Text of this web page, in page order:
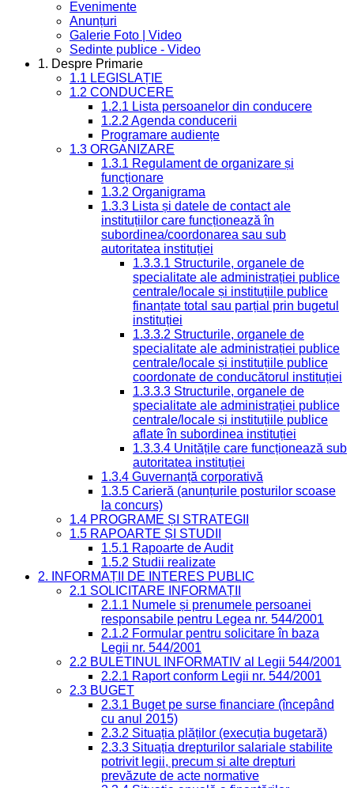
Evenimente
Anunțuri
Galerie Foto | Video
Sedinte publice - Video
1. Despre Primarie
1.1 LEGISLAȚIE
1.2 CONDUCERE
1.2.1 Lista persoanelor din conducere
1.2.2 Agenda conducerii
Programare audiențe
1.3 ORGANIZARE
1.3.1 Regulament de organizare și
funcționare
1.3.2 Organigrama
1.3.3 Lista și datele de contact ale
instituțiilor care funcționează în
subordinea/coordonarea sau sub
autoritatea instituției
1.3.3.1 Structurile, organele de
specialitate ale administrației publice
centrale/locale și instituțiile publice
finanțate total sau parțial prin bugetul
instituției
1.3.3.2 Structurile, organele de
specialitate ale administrației publice
centrale/locale și instituțiile publice
coordonate de conducătorul instituției
1.3.3.3 Structurile, organele de
specialitate ale administrației publice
centrale/locale și instituțiile publice
aflate în subordinea instituției
1.3.3.4 Unitățile care funcționează sub
autoritatea instituției
1.3.4 Guvernanță corporativă
1.3.5 Carieră (anunțurile posturilor scoase
la concurs)
1.4 PROGRAME ȘI STRATEGII
1.5 RAPOARTE ȘI STUDII
1.5.1 Rapoarte de Audit
1.5.2 Studii realizate
2. INFORMAȚII DE INTERES PUBLIC
2.1 SOLICITARE INFORMAȚII
2.1.1 Numele și prenumele persoanei
responsabile pentru Legea nr. 544/2001
2.1.2 Formular pentru solicitare în baza
Legii nr. 544/2001
2.2 BULETINUL INFORMATIV al Legii 544/2001
2.2.1 Raport conform Legii nr. 544/2001
2.3 BUGET
2.3.1 Buget pe surse financiare (începând
cu anul 2015)
2.3.2 Situația plăților (execuția bugetară)
2.3.3 Situația drepturilor salariale stabilite
potrivit legii, precum și alte drepturi
prevăzute de acte normative